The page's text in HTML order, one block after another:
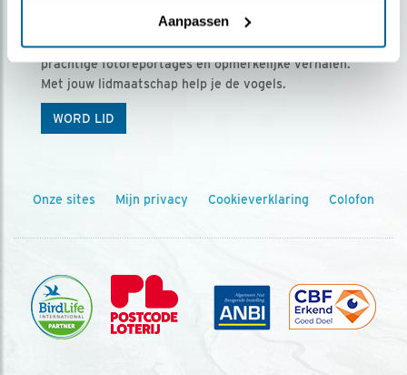
Aanpassen
Ontvang 5 x Vogels voor € 36,00 per jaar
Vogels is het tijdschrift voor onze leden, met
prachtige fotoreportages en opmerkelijke verhalen.
Met jouw lidmaatschap help je de vogels.
WORD LID
Onze sites Mijn privacy Cookieverklaring Colofon